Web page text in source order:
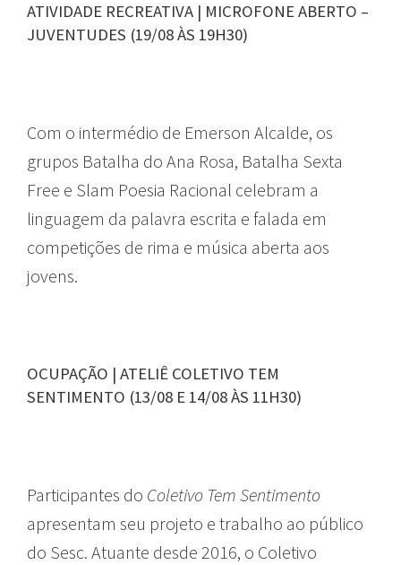
ATIVIDADE RECREATIVA | MICROFONE ABERTO –
JUVENTUDES (19/08 ÀS 19H30)
Com o intermédio de Emerson Alcalde, os
grupos Batalha do Ana Rosa, Batalha Sexta
Free e Slam Poesia Racional celebram a
linguagem da palavra escrita e falada em
competições de rima e música aberta aos
jovens.
OCUPAÇÃO | ATELIÊ COLETIVO TEM
SENTIMENTO (13/08 E 14/08 ÀS 11H30)
Participantes do Coletivo Tem Sentimento
apresentam seu projeto e trabalho ao público
do Sesc. Atuante desde 2016, o Coletivo